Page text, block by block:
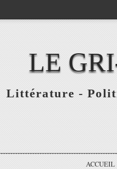
LE
Littérature -
ACCUEIL